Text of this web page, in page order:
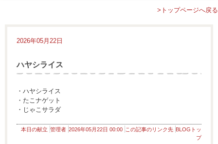
>トップページへ戻る
2026年05月22日
ハヤシライス
・ハヤシライス
・たこナゲット
・じゃこサラダ
本日の献立 管理者 2026年05月22日 00:00 この記事のリンク先 BLOGトッ
プ